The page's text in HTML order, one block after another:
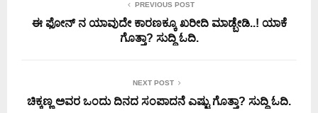
PREVIOUS POST
ಈ ಫೋನ್ ನ ಯಾವುದೇ ಕಾರಣಕ್ಕೂ ಖರೀದಿ ಮಾಡ್ಬೇಡಿ..! ಯಾಕೆ
ಗೊತ್ತಾ? ಸುದ್ದಿ ಓದಿ.
NEXT POST
ಚಿಕ್ಕಣ್ಣ ಅವರ ಒಂದು ದಿನದ ಸಂಪಾದನೆ ಎಷ್ಟು ಗೊತ್ತಾ? ಸುದ್ದಿ ಓದಿ.